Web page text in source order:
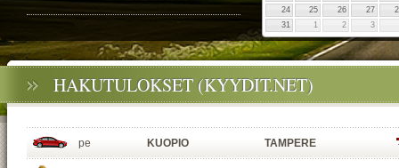
24
25 26 27
31
1 2 3
HAKUTULOKSET (KYYDIT.NET)
pe KUOPIO TAMPERE